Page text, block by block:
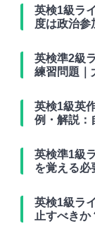
英検1級ラ
度は政治参
英検準2級
練習問題｜
英検1級英
例・解説：
英検準1級
を覚える必
英検1級ラ
止すべきか